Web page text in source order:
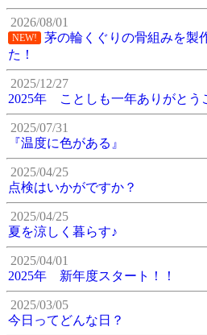
2026/08/01
NEW!
茅の輪くぐりの骨組みを製
た！
2025/12/27
2025年 ことしも一年ありがとう
2025/07/31
『温度に色がある』
2025/04/25
点検はいかがですか？
2025/04/25
夏を涼しく暮らす♪
2025/04/01
2025年 新年度スタート！！
2025/03/05
今日ってどんな日？